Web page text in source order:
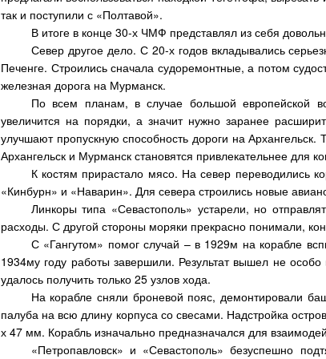
так и поступили с «Полтавой».
В итоге в конце 30-х ЧМФ представлял из себя
Север другое дело. С 20-х годов вкладывались
Печенге. Строились сначала судоремонтные, а потом
железная дорога на Мурманск.
По всем планам, в случае большой европейской
увеличится на порядки, а значит нужно заранее
улучшают пропускную способность дороги на
Архангельск и Мурманск становятся привлекательнее для
К костям прирастало мясо. На север переводились
«Кинбурн» и «Наварин». Для севера строились новые
Линкоры типа «Севастополь» устарели, но
расходы. С другой стороны моряки прекрасно понимали,
С «Гангутом» помог случай – в 1929м на корабле
1934му году работы завершили. Результат вышел не
удалось получить только 25 узлов хода.
На корабле сняли броневой пояс, демонтировали
палуба на всю длину корпуса со свесами. Надстройка
х 47 мм. Корабль изначально предназначался для
«Петропавловск» и «Севастополь» безуспешно